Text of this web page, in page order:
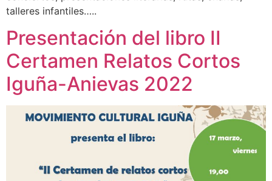
talleres infantiles…..
Presentación del libro II
Certamen Relatos Cortos
Iguña-Anievas 2022